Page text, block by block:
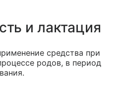
и лактация
средства при
родов, в период